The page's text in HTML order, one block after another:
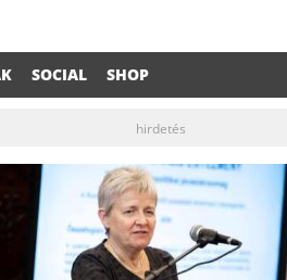
SOCIAL SHOP
hirdetés